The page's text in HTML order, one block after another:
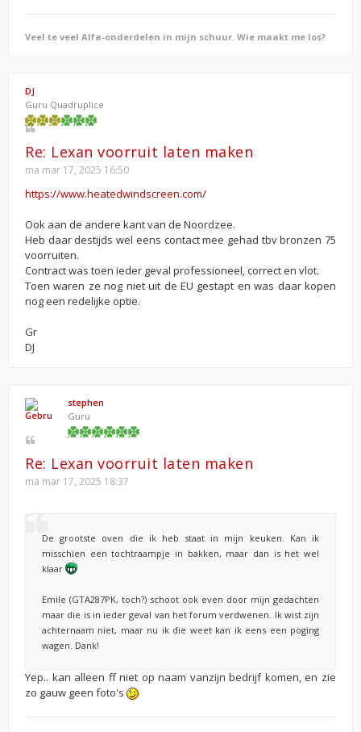
Veel te veel Alfa-onderdelen in mijn schuur. Wie maakt me los?
DJ
Guru Quadruplice
Re: Lexan voorruit laten maken
ma mar 17, 2025 16:50
https://www.heatedwindscreen.com/
Ook aan de andere kant van de Noordzee.
Heb daar destijds wel eens contact mee gehad tbv bronzen 75
voorruiten.
Contract was toen ieder geval professioneel, correct en vlot.
Toen waren ze nog niet uit de EU gestapt en was daar kopen
nog een redelijke optie.
Gr
DJ
stephen
Guru
Re: Lexan voorruit laten maken
ma mar 17, 2025 18:37
De grootste oven die ik heb staat in mijn keuken. Kan ik
misschien een tochtraampje in bakken, maar dan is het wel
klaar
Emile (GTA287PK, toch?) schoot ook even door mijn gedachten
maar die is in ieder geval van het forum verdwenen. Ik wist zijn
achternaam niet, maar nu ik die weet kan ik eens een poging
wagen. Dank!
Yep.. kan alleen ff niet op naam vanzijn bedrijf komen, en zie
zo gauw geen foto's